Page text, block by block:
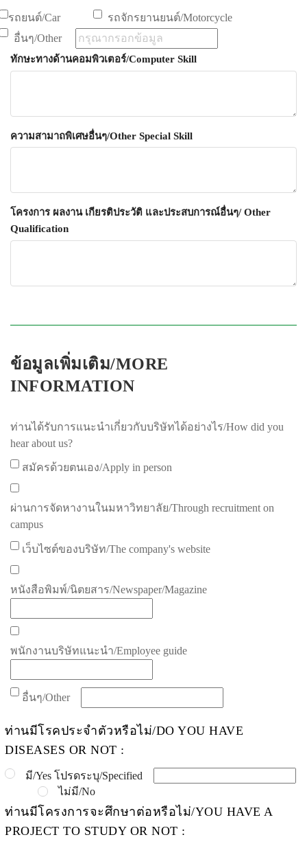
รถยนต์/Car
รถจักรยานยนต์/Motorcycle
อื่นๆ/Other
ทักษะทางด้านคอมพิวเตอร์/Computer Skill
ความสามาถพิเศษอื่นๆ/Other Special Skill
โครงการ ผลงาน เกียรติประวัติ และประสบการณ์อื่นๆ/ Other
Qualification
ข้อมูลเพิ่มเติม/MORE
INFORMATION
ท่านได้รับการแนะนำเกี่ยวกับบริษัทได้อย่างไร/How did you
hear about us?
สมัครด้วยตนเอง/Apply in person
ผ่านการจัดหางานในมหาวิทยาลัย/Through recruitment on
campus
เว็บไซต์ของบริษัท/The company's website
หนังสือพิมพ์/นิตยสาร/Newspaper/Magazine
พนักงานบริษัทแนะนำ/Employee guide
อื่นๆ/Other
ท่านมีโรคประจำตัวหรือไม่/DO YOU HAVE
DISEASES OR NOT :
มี/Yes โปรดระบุ/Specified
ไม่มี/No
ท่านมีโครงการจะศึกษาต่อหรือไม่/YOU HAVE A
PROJECT TO STUDY OR NOT :